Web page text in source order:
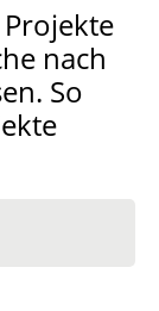
nach
So